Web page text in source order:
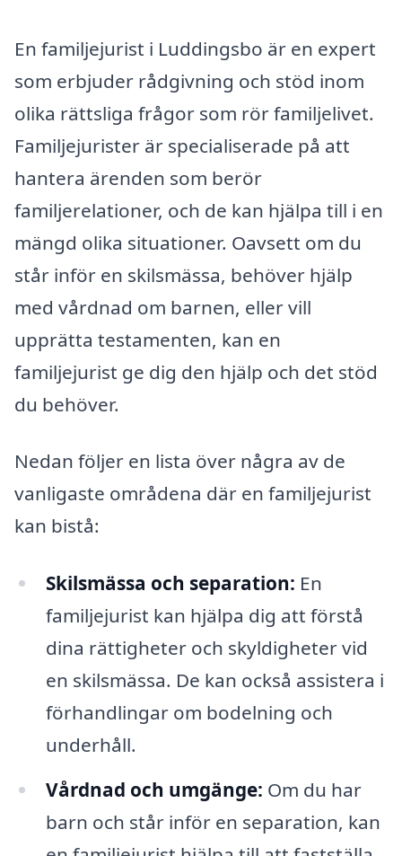
En familjejurist i Luddingsbo är en expert
som erbjuder rådgivning och stöd inom
olika rättsliga frågor som rör familjelivet.
Familjejurister är specialiserade på att
hantera ärenden som berör
familjerelationer, och de kan hjälpa till i en
mängd olika situationer. Oavsett om du
står inför en skilsmässa, behöver hjälp
med vårdnad om barnen, eller vill
upprätta testamenten, kan en
familjejurist ge dig den hjälp och det stöd
du behöver.
Nedan följer en lista över några av de
vanligaste områdena där en familjejurist
kan bistå:
Skilsmässa och separation: En
familjejurist kan hjälpa dig att förstå
dina rättigheter och skyldigheter vid
en skilsmässa. De kan också assistera i
förhandlingar om bodelning och
underhåll.
Vårdnad och umgänge: Om du har
barn och står inför en separation, kan